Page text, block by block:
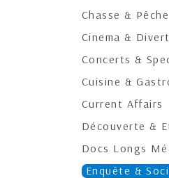
Chasse & Pêche
Cinema &
Concerts &
Cuisine &
Current Affairs
Découverte &
Docs Longs
Enquête &